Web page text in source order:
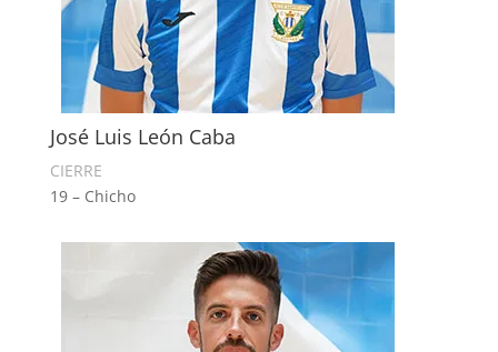
José Luis León Caba
CIERRE
19 – Chicho